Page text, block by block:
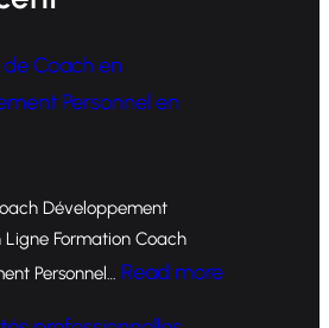
Coach en
Personnel en
Développement
Ligne Formation Coach
Personnel… Read more: